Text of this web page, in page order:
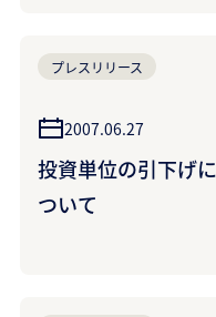
プレスリリース
2007.06.27
投資単位の引下げ
ついて